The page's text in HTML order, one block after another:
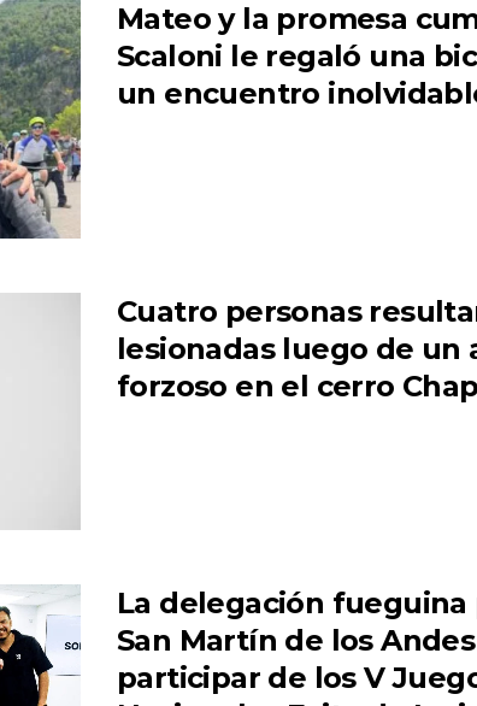
Mateo y la promesa
Scaloni le regaló una
un encuentro
Cuatro personas
lesionadas luego de un
forzoso en el cerro
La delegación fueguina
San Martín de los
participar de los V